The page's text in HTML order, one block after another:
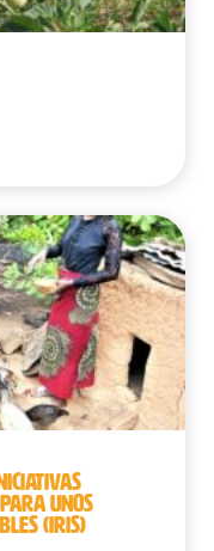
UNOS
(IRIS)